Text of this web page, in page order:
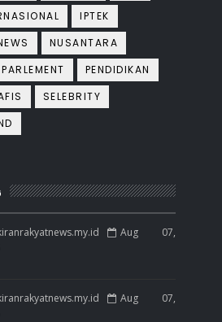
IPTEK
NUSANTARA
PARLEMENT
PENDIDIKAN
SELEBRITY
Aug 07,
Aug 07,